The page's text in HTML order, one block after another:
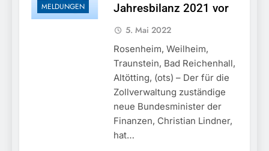
MELDUNGEN
Jahresbilanz 2021 vor
5. Mai 2022
Rosenheim, Weilheim,
Traunstein, Bad Reichenhall,
Altötting, (ots) – Der für die
Zollverwaltung zuständige
neue Bundesminister der
Finanzen, Christian Lindner,
hat…